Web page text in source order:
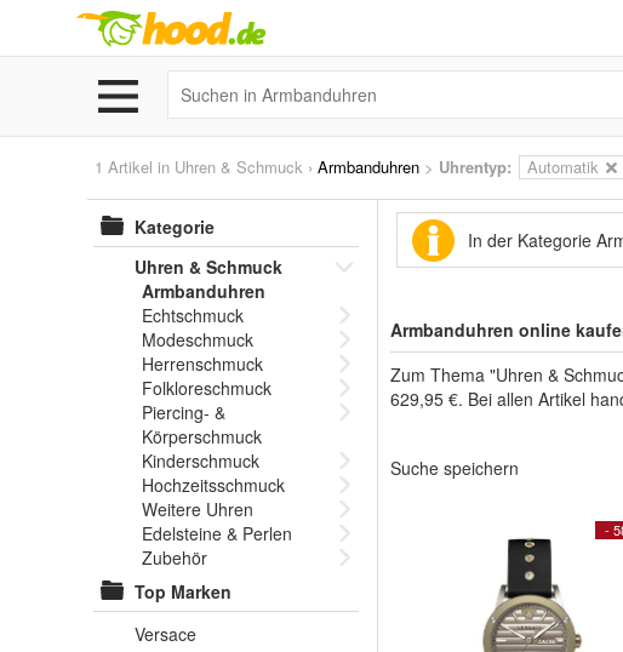
1 Artikel in Uhren & Schmuck › Armbanduhren > Uhrentyp: Automatik
Kategorie
Uhren & Schmuck
Armbanduhren
Echtschmuck
Modeschmuck
Herrenschmuck
Folkloreschmuck
Piercing- &
Körperschmuck
Kinderschmuck
Hochzeitsschmuck
Weitere Uhren
Edelsteine & Perlen
Zubehör
Top Marken
Versace
In der Kategorie
Armbanduhren online
Zum Thema "Uhren &
629,95 €. Bei allen Artikel
Suche speichern
-